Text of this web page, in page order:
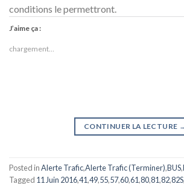
conditions le permettront.
J’aime ça :
chargement…
CONTINUER LA LECTURE
Posted inAlerte Trafic,Alerte Trafic (Terminer),BUS,
Tagged 11 Juin 2016,41,49,55,57,60,61,80,81,82,82S,